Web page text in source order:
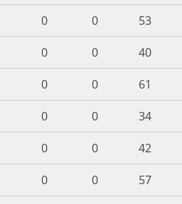
0 0
53
0 0
40
0 0
61
0 0
34
0 0
42
0 0
57